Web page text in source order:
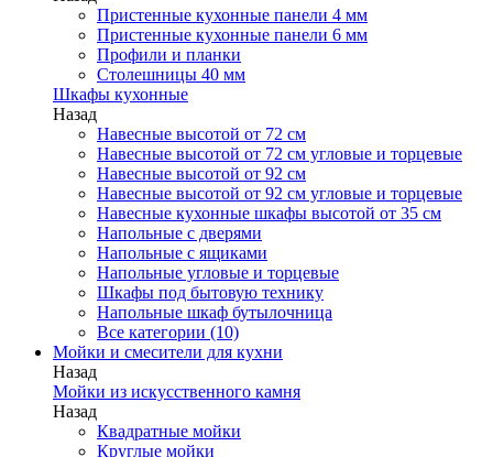
Пристенные кухонные панели 4 мм
Пристенные кухонные панели 6 мм
Профили и планки
Столешницы 40 мм
Шкафы кухонные
Назад
Навесные высотой от 72 см
Навесные высотой от 72 см угловые и торцевые
Навесные высотой от 92 см
Навесные высотой от 92 см угловые и торцевые
Навесные кухонные шкафы высотой от 35 см
Напольные с дверями
Напольные с ящиками
Напольные угловые и торцевые
Шкафы под бытовую технику
Напольные шкаф бутылочница
Все категории (10)
Мойки и смесители для кухни
Назад
Мойки из искусственного камня
Назад
Квадратные мойки
Круглые мойки